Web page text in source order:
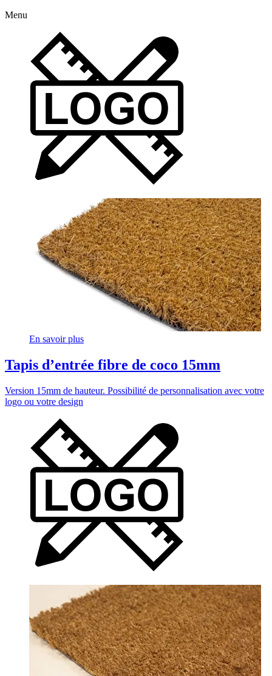
Menu
En savoir plus
Tapis d’entrée fibre de coco 15mm
Version 15mm de hauteur. Possibilité de personnalisation avec votre
logo ou votre design